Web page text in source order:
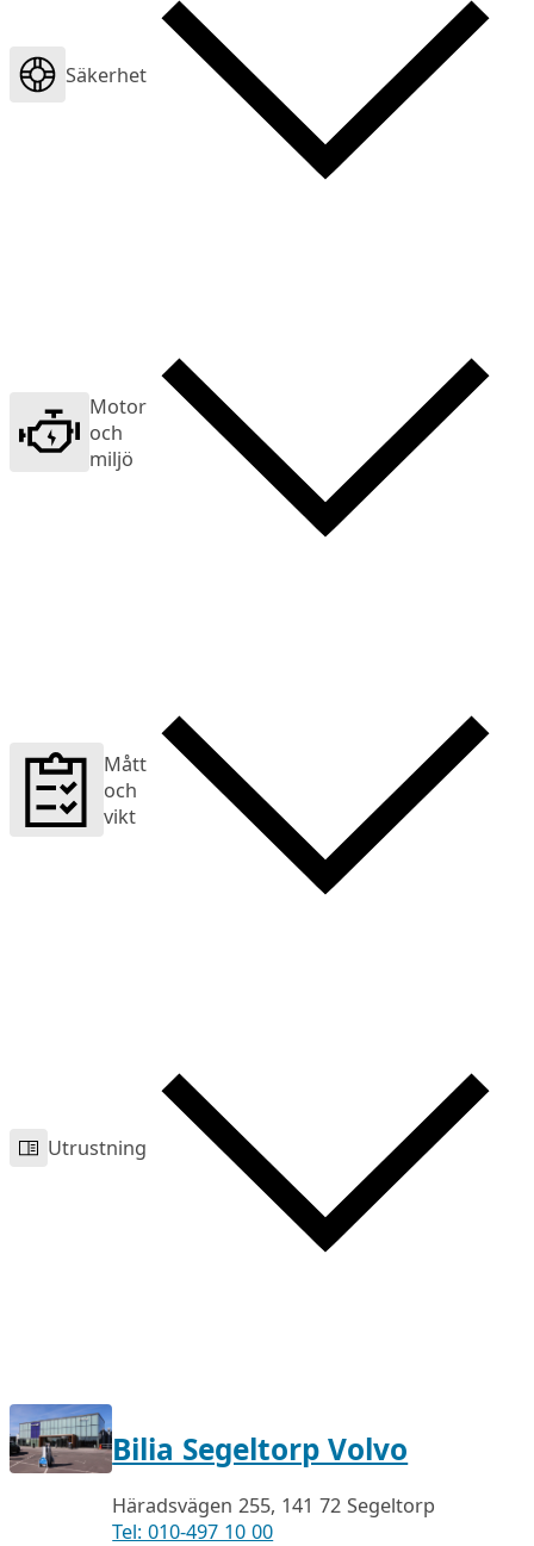
Säkerhet
Motor
och
miljö
Mått
och
vikt
Utrustning
Bilia Segeltorp Volvo
Häradsvägen 255, 141 72 Segeltorp
Tel: 010-497 10 00